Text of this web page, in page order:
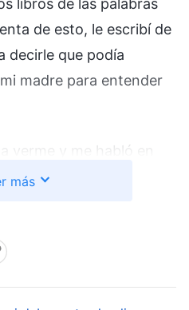
de esto, le escribí de
decirle que podía
madre para entender
verme y me habló en
una vez que
y hermanas de
más